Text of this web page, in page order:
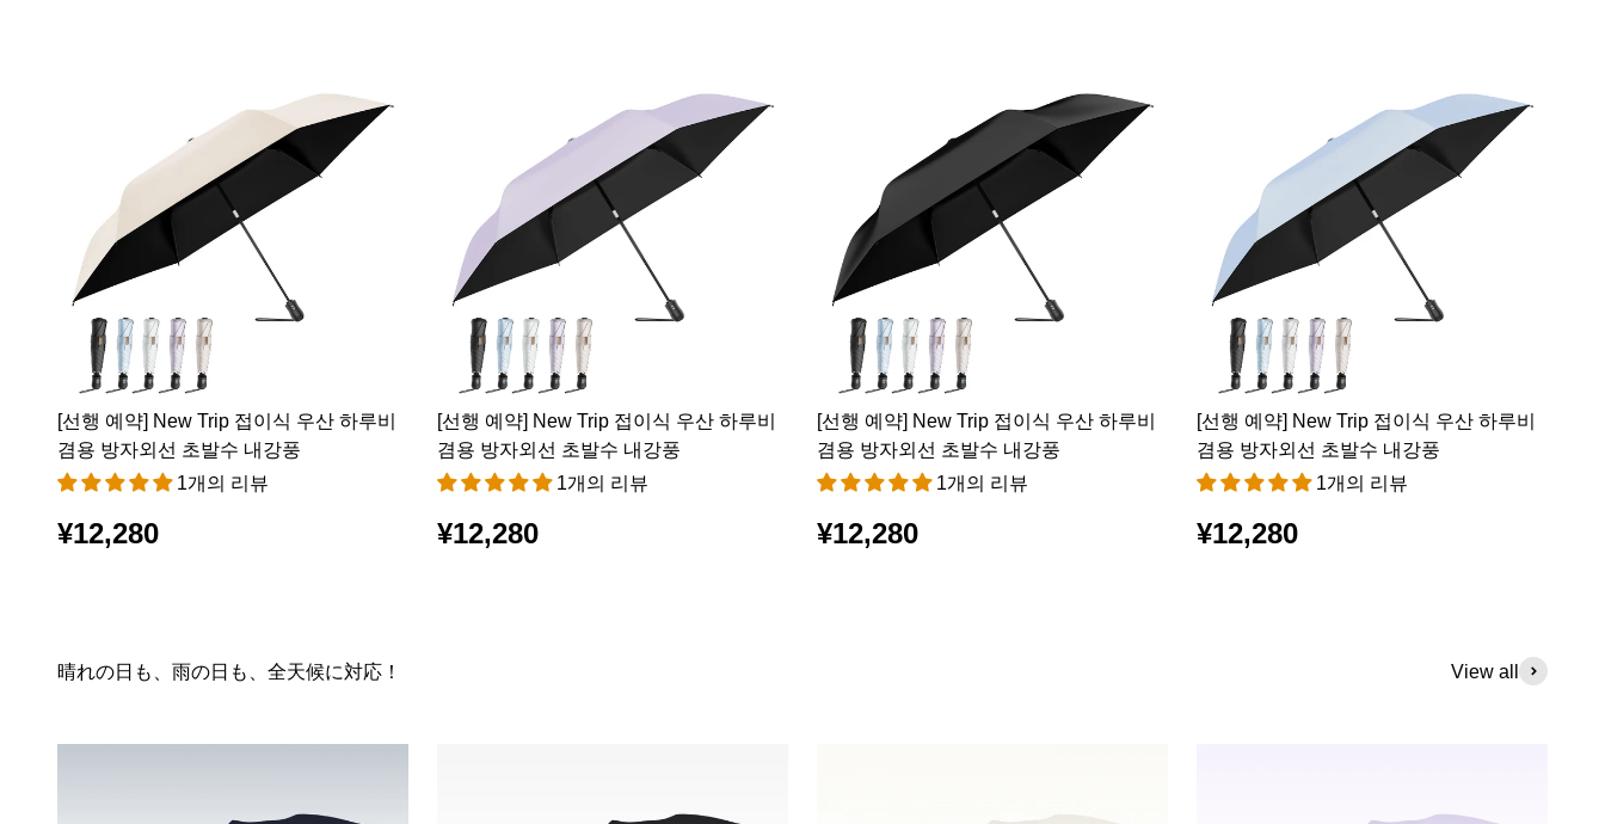
[선행 예약] New Trip 접이식 우산 하루비
겸용 방자외선 초발수 내강풍
1개의 리뷰
¥12,280
[선행 예약] New Trip 접이식 우산 하루비
겸용 방자외선 초발수 내강풍
1개의 리뷰
¥12,280
[선행 예약] New Trip 접이식 우산 하루비
겸용 방자외선 초발수 내강풍
1개의 리뷰
¥12,280
[선행 예약] New Trip 접이식 우산 하루비
겸용 방자외선 초발수 내강풍
1개의 리뷰
¥12,280
晴れの日も、雨の日も、全天候に対応！ View all